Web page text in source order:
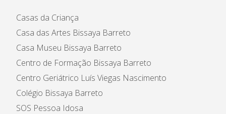
Casas da Criança
Casa das Artes Bissaya Barreto
Casa Museu Bissaya Barreto
Centro de Formação Bissaya Barreto
Centro Geriátrico Luís Viegas Nascimento
Colégio Bissaya Barreto
SOS Pessoa Idosa